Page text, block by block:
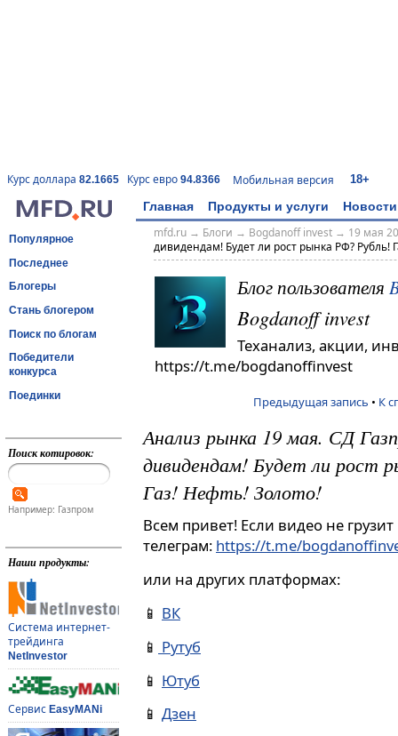
Курс доллара 82.1665 Курс евро 94.8366 Мобильная версия 18+
Главная Продукты и услуги Новости
Популярное
Последнее
Блогеры
Стань блогером
Поиск по блогам
Победители
конкурса
Поединки
Поиск котировок:
Например: Газпром
Наши продукты:
Система интернет-
трейдинга
NetInvestor
Сервис EasyMANi
mfd.ru→ Блоги → Bogdanoff invest→ 19 мая
дивидендам! Будет ли рост рынка РФ? Рубль!
Блог пользователя
Bogdanoff invest
Теханализ, акции,
https://t.me/bogdanoffinvest
Предыдущая запись • К
Анализ рынка 19 мая. СД
дивидендам! Будет ли рост
Газ! Нефть! Золото!
Всем привет! Если видео не
телеграм: https://t.me/
или на других платформах:
📱 ВК
📱 Рутуб
📱 Ютуб
📱 Дзен